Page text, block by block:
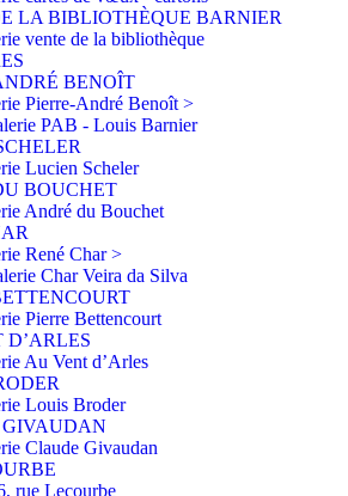
LA BIBLIOTHÈQUE BARNIER
vente de la bibliothèque
BENOÎT
Pierre-André Benoît >
PAB - Louis Barnier
Lucien Scheler
BOUCHET
André du Bouchet
René Char >
Char Veira da Silva
Pierre Bettencourt
Au Vent d’Arles
Louis Broder
Claude Givaudan
rue Lecourbe